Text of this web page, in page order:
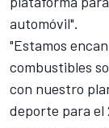
automóvil".
"Estamos
combustibles
con nuestro
deporte para el